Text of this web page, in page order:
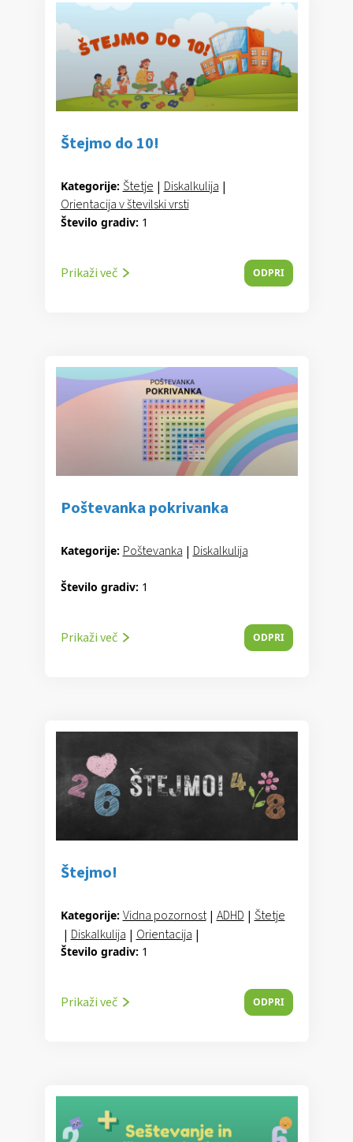
Štejmo do 10!
Kategorije: Štetje | Diskalkulija |
Orientacija v številski vrsti
Število gradiv: 1
Prikaži več ODPRI
Poštevanka pokrivanka
Kategorije: Poštevanka | Diskalkulija
Število gradiv: 1
Prikaži več ODPRI
Štejmo!
Kategorije: Vidna pozornost | ADHD | Štetje
| Diskalkulija | Orientacija |
Orientacija v številski vrsti
Število gradiv: 1
Prikaži več ODPRI